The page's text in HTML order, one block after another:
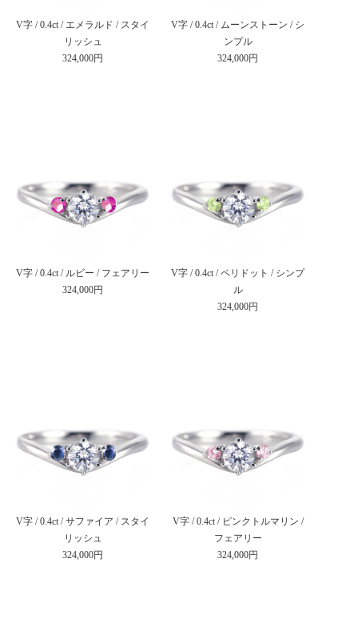
V字 / 0.4ct / エメラルド / スタイ
リッシュ
324,000円
V字 / 0.4ct / ムーンストーン / シ
ンプル
324,000円
V字 / 0.4ct / ルビー / フェアリー
324,000円
V字 / 0.4ct / ペリドット / シンプ
ル
324,000円
V字 / 0.4ct / サファイア / スタイ
リッシュ
324,000円
V字 / 0.4ct / ピンクトルマリン /
フェアリー
324,000円